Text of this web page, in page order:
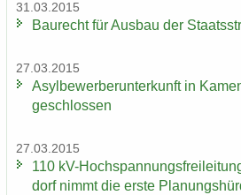
31.03.2015
Bau­recht für Aus­bau der
27.03.2015
Asyl­be­wer­ber­un­ter­kunft in
ge­schlos­sen
27.03.2015
110 kV-​
dorf nimmt die erste